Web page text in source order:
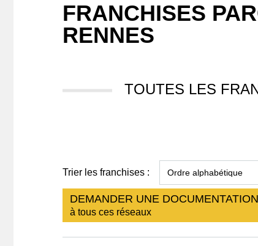
FRANCHISES
RENNES
TOUTES LES
Trier les franchises :
DEMANDER UNE DOCUMENTATION
à tous ces réseaux